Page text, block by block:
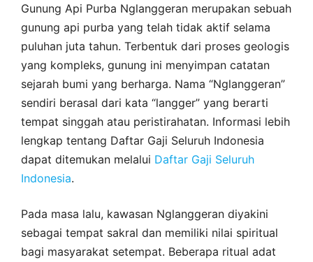
Gunung Api Purba Nglanggeran merupakan sebuah
gunung api purba yang telah tidak aktif selama
puluhan juta tahun. Terbentuk dari proses geologis
yang kompleks, gunung ini menyimpan catatan
sejarah bumi yang berharga. Nama “Nglanggeran”
sendiri berasal dari kata “langger” yang berarti
tempat singgah atau peristirahatan. Informasi lebih
lengkap tentang Daftar Gaji Seluruh Indonesia
dapat ditemukan melalui Daftar Gaji Seluruh
Indonesia.
Pada masa lalu, kawasan Nglanggeran diyakini
sebagai tempat sakral dan memiliki nilai spiritual
bagi masyarakat setempat. Beberapa ritual adat